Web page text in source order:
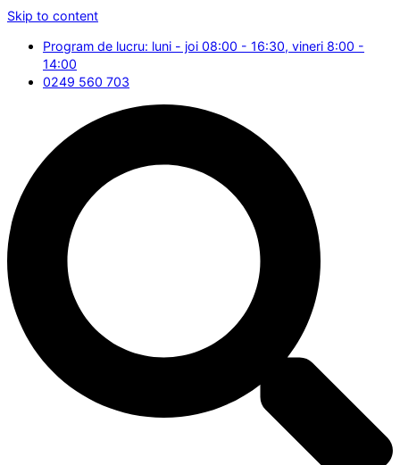
Skip to content
Program de lucru: luni - joi 08:00 - 16:30, vineri 8:00 -
14:00
0249 560 703